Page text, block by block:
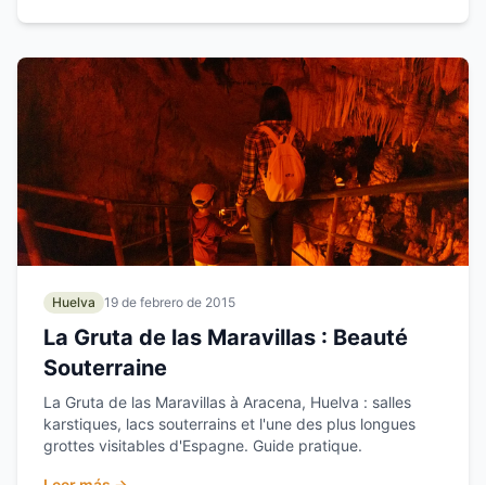
Huelva 19 de febrero de 2015
La Gruta de las Maravillas : Beauté
Souterraine
La Gruta de las Maravillas à Aracena, Huelva : salles
karstiques, lacs souterrains et l'une des plus longues
grottes visitables d'Espagne. Guide pratique.